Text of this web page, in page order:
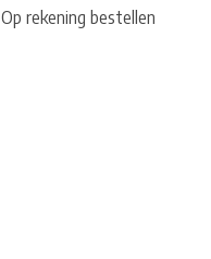
Op rekening bestellen